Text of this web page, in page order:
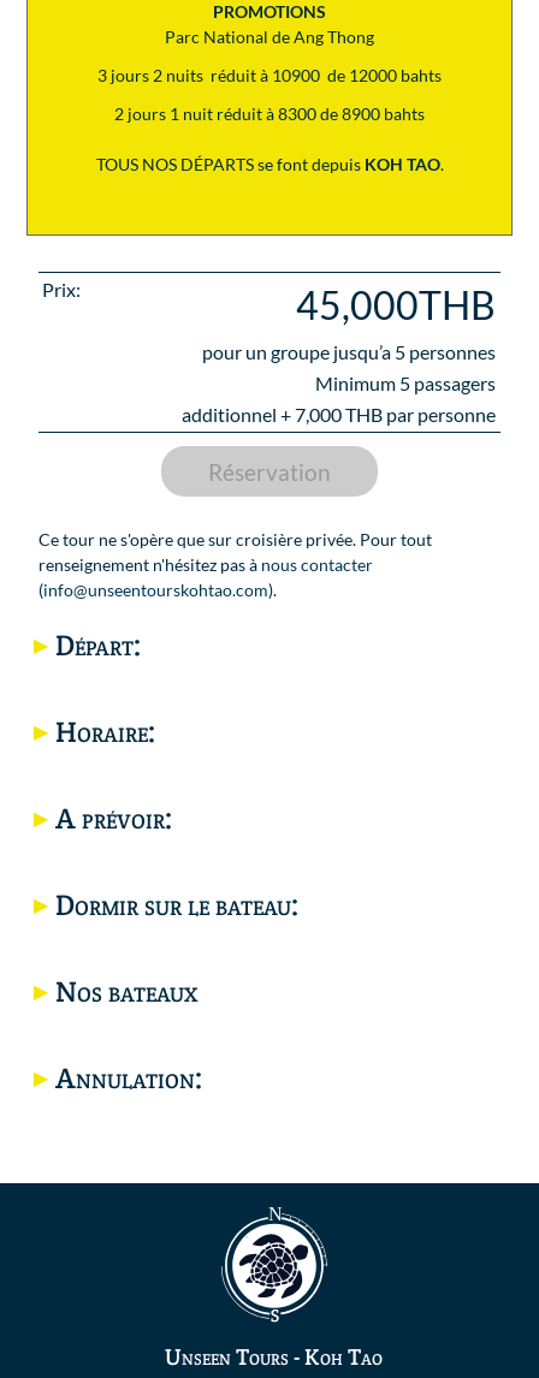
Ce tour ne s'opère que sur croisière privée. Pour tout
renseignement n'hésitez pas à nous contacter
(info@unseentourskohtao.com).
Départ:
Horaire:
A prévoir:
Dormir sur le bateau:
Nos bateaux
Annulation:
PROMOTIONS
Parc National de Ang Thong
3 jours 2 nuits réduit à 10900 de 12000 bahts
2 jours 1 nuit réduit à 8300 de 8900 bahts
TOUS NOS DÉPARTS se font depuis KOH TAO.
Prix: 45,000THB
pour un groupe jusqu’a 5 personnes
Minimum 5 passagers
additionnel +7,000THB par personne
Réservation
Unseen Tours - Koh Tao